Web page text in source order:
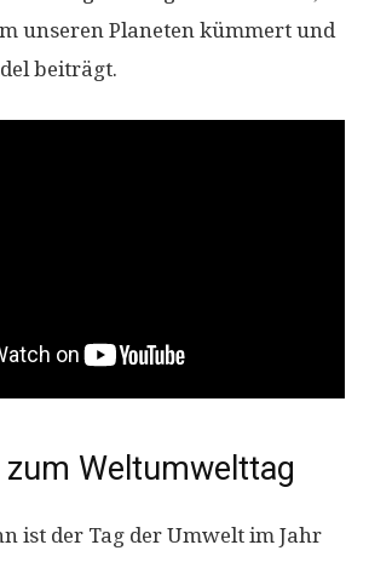
unseren Planeten kümmert und
beiträgt.
zum Weltumwelttag
ist der Tag der Umwelt im Jahr